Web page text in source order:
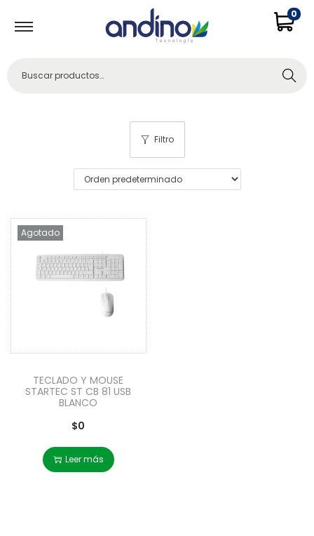
0
Buscar
Filtro
Agotado
TECLADO Y MOUSE
STARTEC ST CB 81 USB
BLANCO
$0
Leer más